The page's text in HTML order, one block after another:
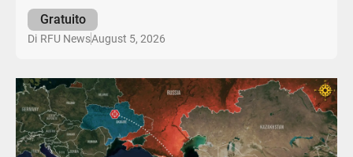
Gratuito
Di RFU NewsAugust 5, 2026